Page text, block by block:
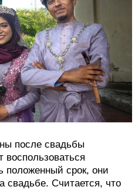
после свадьбы
положенный срок, они
свадьбе. Считается, что